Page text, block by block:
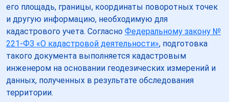
его площадь, границы, координаты поворотных точек
и другую информацию, необходимую для
кадастрового учета. Согласно Федеральному закону №
221-ФЗ «О кадастровой деятельности», подготовка
такого документа выполняется кадастровым
инженером на основании геодезических измерений и
данных, полученных в результате обследования
территории.